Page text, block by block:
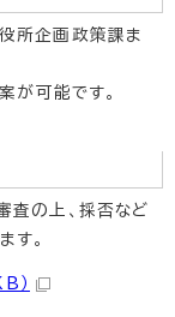
所企画政策課ま
が可能です。
査の上、採否など
す。
）